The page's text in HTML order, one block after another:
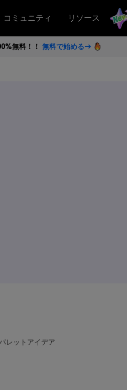
コミュニティ リソース
無料！！ 無料で始める→
レットアイデア